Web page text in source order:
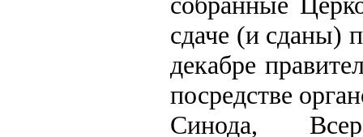
сдаче (и сданы)
декабре
посредстве
Синода,